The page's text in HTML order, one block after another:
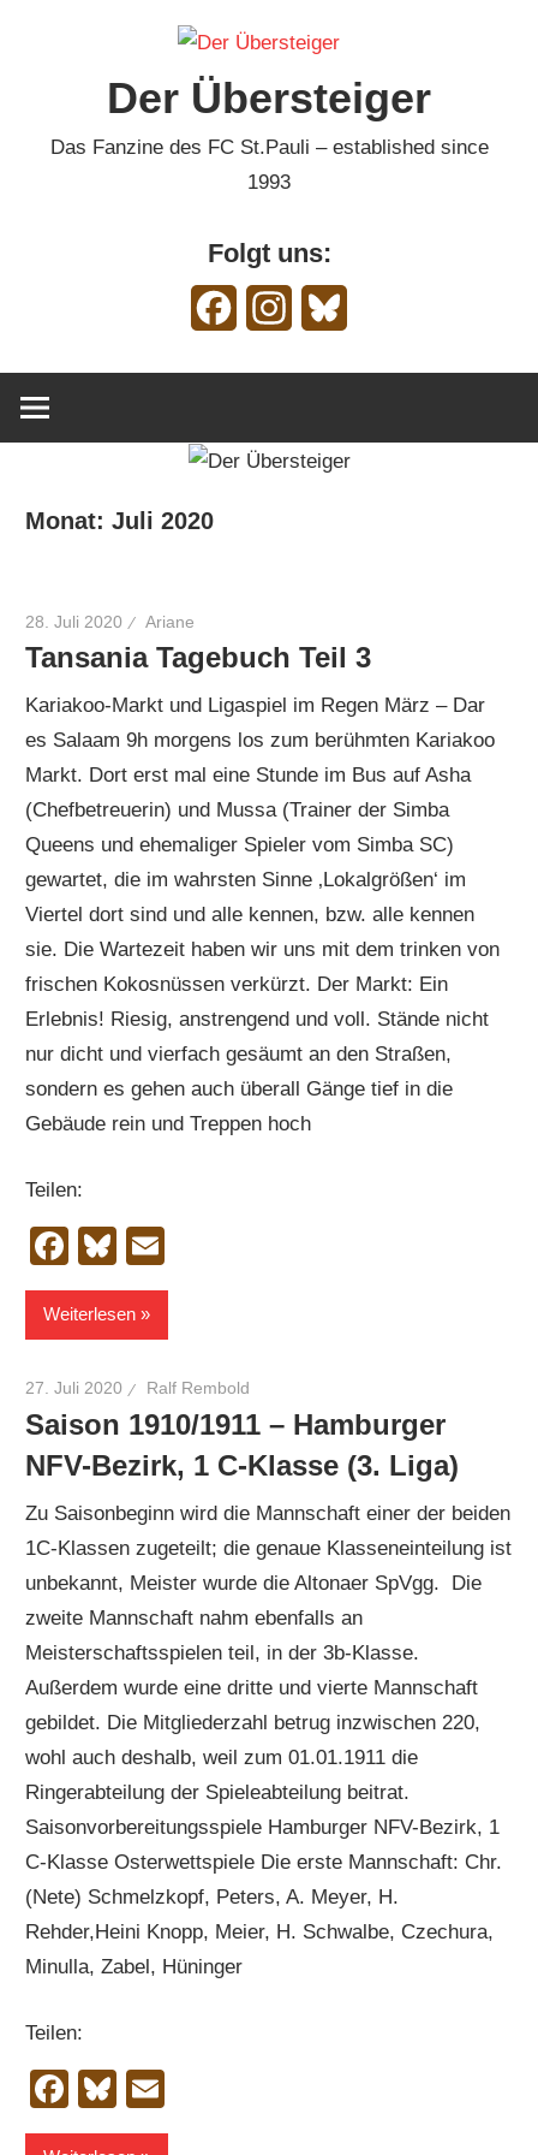
Der Übersteiger
Das Fanzine des FC St.Pauli – established since
1993
Folgt uns:
FacebookInstagram
Monat:Juli 2020
28. Juli 2020 Ariane
Tansania Tagebuch Teil 3
Kariakoo-Markt und Ligaspiel im Regen März – Dar
es Salaam 9h morgens los zum berühmten Kariakoo
Markt. Dort erst mal eine Stunde im Bus auf Asha
(Chefbetreuerin) und Mussa (Trainer der Simba
Queens und ehemaliger Spieler vom Simba SC)
gewartet, die im wahrsten Sinne ‚Lokalgrößen‘ im
Viertel dort sind und alle kennen, bzw. alle kennen
sie. Die Wartezeit haben wir uns mit dem trinken von
frischen Kokosnüssen verkürzt. Der Markt: Ein
Erlebnis! Riesig, anstrengend und voll. Stände nicht
nur dicht und vierfach gesäumt an den Straßen,
sondern es gehen auch überall Gänge tief in die
Gebäude rein und Treppen hoch
Teilen:
Facebook
Bluesky
Weiterlesen
27. Juli 2020 Ralf Rembold
Saison 1910/1911 – Hamburger
NFV-Bezirk, 1 C-Klasse (3. Liga)
Zu Saisonbeginn wird die Mannschaft einer der beiden
1C-Klassen zugeteilt; die genaue Klasseneinteilung ist
unbekannt, Meister wurde die Altonaer SpVgg. Die
zweite Mannschaft nahm ebenfalls an
Meisterschaftsspielen teil, in der 3b-Klasse.
Außerdem wurde eine dritte und vierte Mannschaft
gebildet. Die Mitgliederzahl betrug inzwischen 220,
wohl auch deshalb, weil zum 01.01.1911 die
Ringerabteilung der Spieleabteilung beitrat.
Saisonvorbereitungsspiele Hamburger NFV-Bezirk, 1
C-Klasse Osterwettspiele Die erste Mannschaft: Chr.
(Nete) Schmelzkopf, Peters, A. Meyer, H.
Rehder,Heini Knopp, Meier, H. Schwalbe, Czechura,
Minulla, Zabel, Hüninger
Teilen:
Facebook
Bluesky